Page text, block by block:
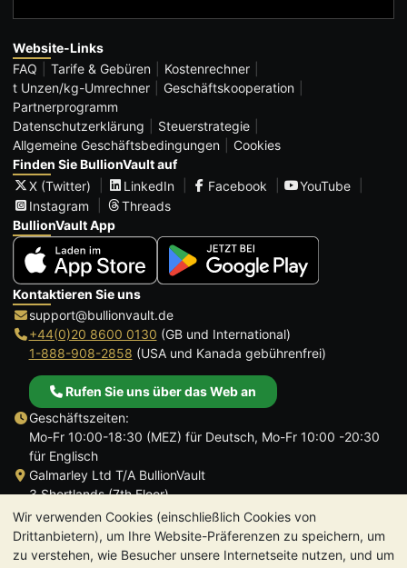
Wir verwenden Cookies (einschließlich Cookies von
Drittanbietern), um Ihre Website-Präferenzen zu speichern, um
zu verstehen, wie Besucher unsere Internetseite nutzen, und um
Website-Links
FAQ
Tarife & Gebüren
Kostenrechner
t Unzen/kg-Umrechner
Geschäftskooperation
Partnerprogramm
Datenschutzerklärung
Steuerstrategie
Allgemeine Geschäftsbedingungen
Cookies
Finden Sie BullionVault auf
X (Twitter)
LinkedIn Facebook
YouTube
Instagram
Threads
BullionVault App
Kontaktieren Sie uns
support@bullionvault.de
+44(0)20 8600 0130 (GB und International)
1-888-908-2858 (USA und Kanada gebührenfrei)
Rufen Sie uns über das Web an
Geschäftszeiten:
Mo-Fr 10:00-18:30 (MEZ) für Deutsch, Mo-Fr 10:00 -20:30
für Englisch
Galmarley Ltd T/A BullionVault
3 Shortlands (7th Floor)
Hammersmith
London
W6 8DA